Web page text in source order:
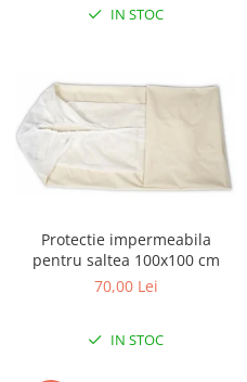
IN STOC
Protectie impermeabila
pentru saltea 100x100 cm
70,00 Lei
IN STOC